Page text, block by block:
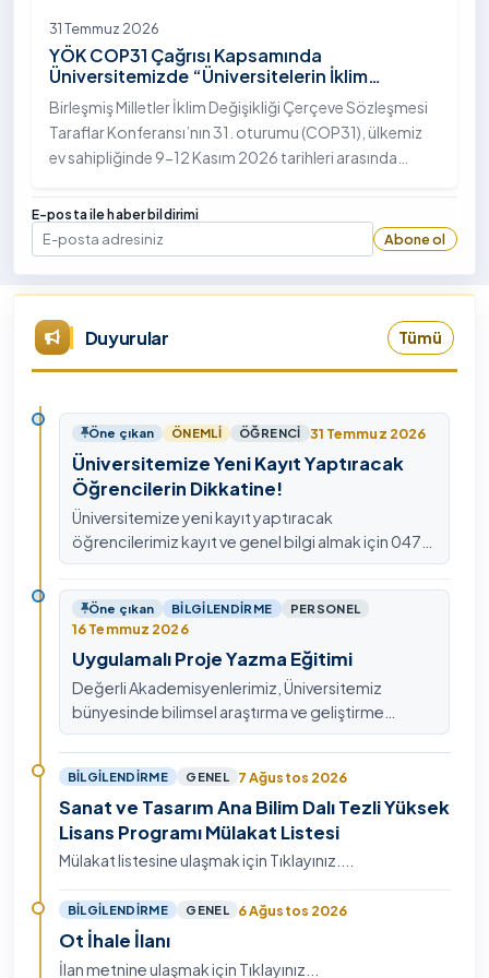
31 Temmuz 2026
YÖK COP31 Çağrısı Kapsamında
Üniversitemizde “Üniversitelerin İklim
Diplomasisindeki Rolü” Konulu Bilgilendirme
Toplantısı Yapıldı
Birleşmiş Milletler İklim Değişikliği Çerçeve Sözleşmesi
Taraflar Konferansı’nın 31. oturumu (COP31), ülkemiz
ev sahipliğinde 9-12 Kasım 2026 tarihleri arasında
Yükseköğretim Kurulu (YÖK), üniversitelerin akademik
katkı ve proje bildirimlerini koordine etme çağrısında
bulundu. Ardahan Üniversitesinde 31 Temmuz 2026
E-posta ile haber bildirimi
E-posta
Abone ol
Duyurular Tümü
Öne çıkan ÖNEMLI ÖĞRENCI 31 Temmuz 2026
Üniversitemize Yeni Kayıt Yaptıracak
Öğrencilerin Dikkatine!
Üniversitemize yeni kayıt yaptıracak
öğrencilerimiz kayıt ve genel bilgi almak için 0478
211 75 75 Dahili: 1913 nolu telefondan
ulaşabilirsiniz.
Öne çıkan BILGILENDIRME PERSONEL
16 Temmuz 2026
Uygulamalı Proje Yazma Eğitimi
Değerli Akademisyenlerimiz, Üniversitemiz
bünyesinde bilimsel araştırma ve geliştirme
kültürünü güçlendirmek, ulusal ve uluslararası fon
mekanizmala…
BILGILENDIRME GENEL 7 Ağustos 2026
Sanat ve Tasarım Ana Bilim Dalı Tezli Yüksek
Lisans Programı Mülakat Listesi
Mülakat listesine ulaşmak için Tıklayınız....
BILGILENDIRME GENEL 6 Ağustos 2026
Ot İhale İlanı
İlan metnine ulaşmak için Tıklayınız...